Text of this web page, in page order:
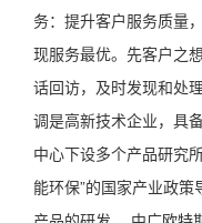
务：提升客户服务质量
现服务最优。先客户之
话回访，及时发现和处
调是高新技术企业，具
中心下设多个产品研究
能环保”的国家产业政